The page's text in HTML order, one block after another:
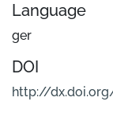
Language
ger
DOI
http://